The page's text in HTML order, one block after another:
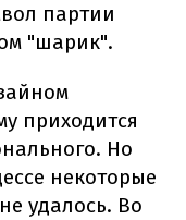
партии
"шарик".
приходится
Но
некоторые
удалось. Во